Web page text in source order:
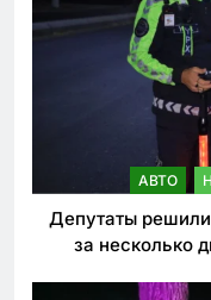
АВТО
Депутаты решили
за несколько